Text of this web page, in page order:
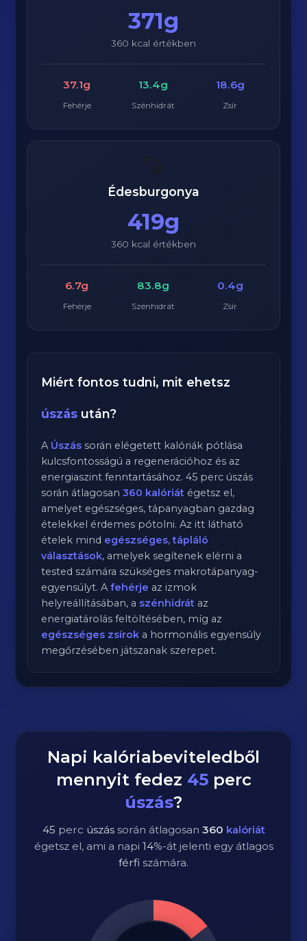
371g
360 kcal értékben
37.1g
Fehérje
13.4g
Szénhidrát
18.6g
Zsír
Édesburgonya
419g
360 kcal értékben
6.7g
Fehérje
83.8g
Szénhidrát
0.4g
Zsír
Miért fontos tudni, mit ehetsz
úszás után?
A Úszás során elégetett kalóriák pótlása
kulcsfontosságú a regenerációhoz és az
energiaszint fenntartásához.45 perc úszás
során átlagosan360 kalóriát égetsz el,
amelyet egészséges, tápanyagban gazdag
ételekkel érdemes pótolni. Az itt látható
ételek mind egészséges, tápláló
választások, amelyek segítenek elérni a
tested számára szükséges makrotápanyag-
egyensúlyt. Afehérje az izmok
helyreállításában, a szénhidrát az
energiatárolás feltöltésében, míg az
egészséges zsírok a hormonális egyensúly
megőrzésében játszanak szerepet.
Napi kalóriabeviteledből
mennyit fedez 45perc
úszás?
45 perc úszássorán átlagosan 360 kalóriát
égetsz el, ami a napi 14%-át jelenti egy átlagos
férfi számára.